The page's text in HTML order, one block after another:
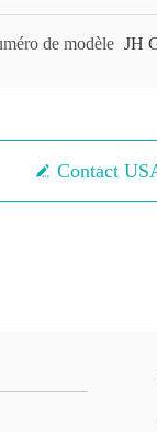
de modèle JH
Contact